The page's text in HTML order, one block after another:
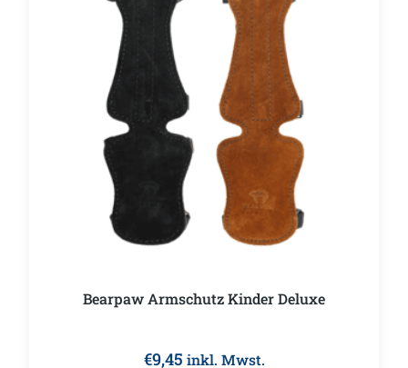
Bearpaw Armschutz Kinder Deluxe
€9,45 inkl. Mwst.